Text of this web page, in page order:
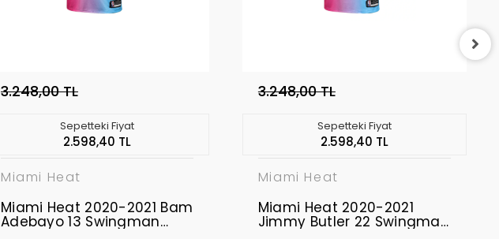
3.248,00 TL
Sepetteki Fiyat
2.598,40 TL
Miami Heat
Miami Heat 2020-2021 Bam
Adebayo 13 Swingman
3.248,00 TL
Sepetteki Fiyat
2.598,40 TL
Miami Heat
Miami Heat 2020-2021
Jimmy Butler 22 Swingman